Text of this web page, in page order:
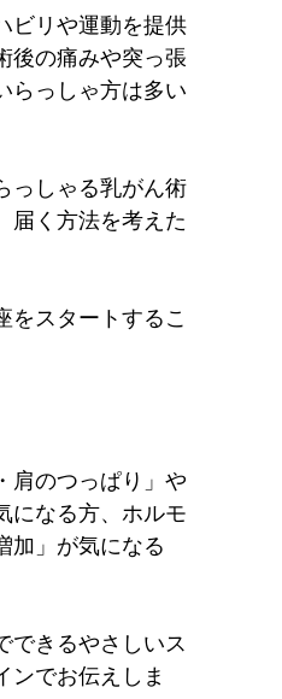
ビリや運動を提供
後の痛みや突っ張
らっしゃ方は多い
っしゃる乳がん術
届く方法を考えた
をスタートするこ
肩のつっぱり」や
になる方、ホルモ
加」が気になる
できるやさしいス
ンでお伝えしま